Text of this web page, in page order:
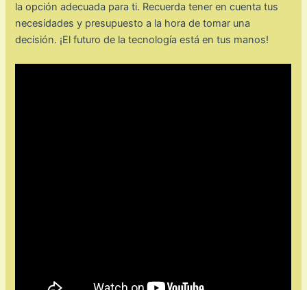
la opción adecuada para ti. Recuerda tener en cuenta tus
necesidades y presupuesto a la hora de tomar una
decisión. ¡El futuro de la tecnología está en tus manos!